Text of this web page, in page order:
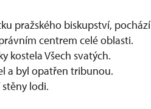
pražského biskupství, pochází
centrem celé oblasti.
kostela Všech svatých.
a byl opatřen tribunou.
lodi.